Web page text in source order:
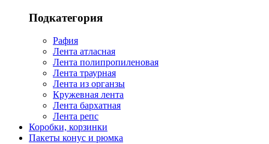
Подкатегория
Рафия
Лента атласная
Лента полипропиленовая
Лента траурная
Лента из органзы
Кружевная лента
Лента бархатная
Лента репс
Коробки, корзинки
Пакеты конус и рюмка